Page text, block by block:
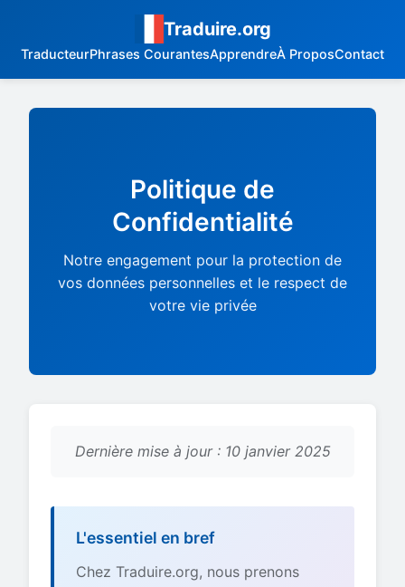
Traduire.org
TraducteurPhrases CourantesApprendreÀ ProposContact
Politique de
Confidentialité
Notre engagement pour la protection de
vos données personnelles et le respect de
votre vie privée
Dernière mise à jour : 10 janvier 2025
L'essentiel en bref
Chez Traduire.org, nous prenons